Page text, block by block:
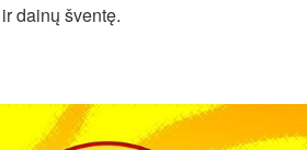
dainų šventę.